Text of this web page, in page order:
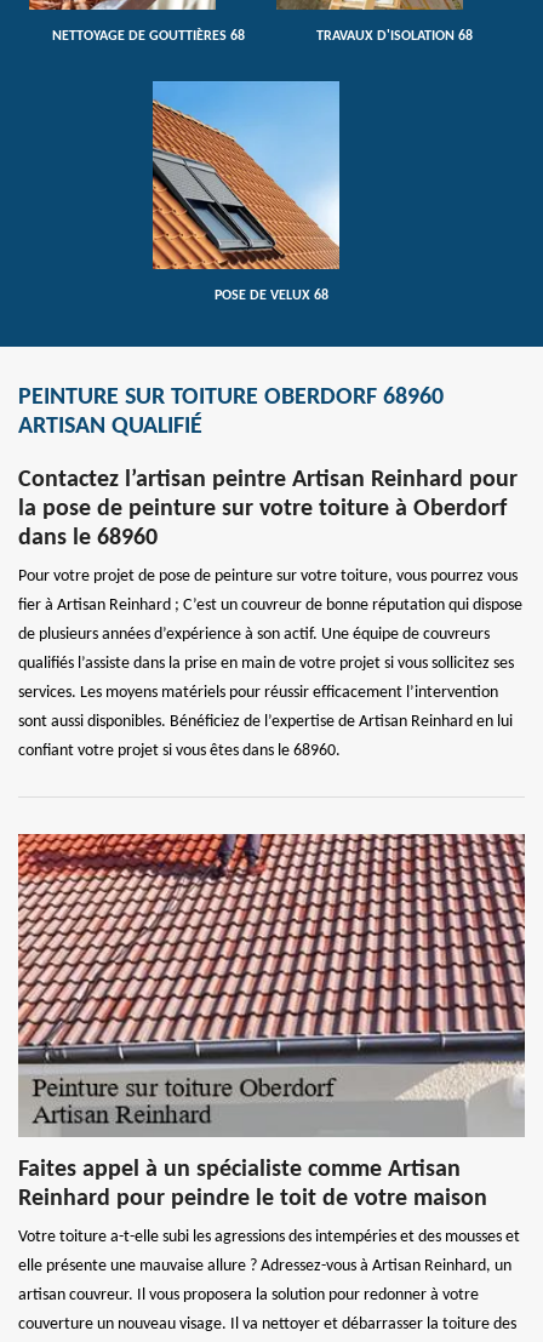
NETTOYAGE DE GOUTTIÈRES 68 TRAVAUX D'ISOLATION 68
POSE DE VELUX 68
PEINTURE SUR TOITURE OBERDORF 68960
ARTISAN QUALIFIÉ
Contactez l’artisan peintre Artisan Reinhard pour
la pose de peinture sur votre toiture à Oberdorf
dans le 68960
Pour votre projet de pose de peinture sur votre toiture, vous pourrez vous
fier à Artisan Reinhard ; C’est un couvreur de bonne réputation qui dispose
de plusieurs années d’expérience à son actif. Une équipe de couvreurs
qualifiés l’assiste dans la prise en main de votre projet si vous sollicitez ses
services. Les moyens matériels pour réussir efficacement l’intervention
sont aussi disponibles. Bénéficiez de l’expertise de Artisan Reinhard en lui
confiant votre projet si vous êtes dans le 68960.
Faites appel à un spécialiste comme Artisan
Reinhard pour peindre le toit de votre maison
Votre toiture a-t-elle subi les agressions des intempéries et des mousses et
elle présente une mauvaise allure ? Adressez-vous à Artisan Reinhard, un
artisan couvreur. Il vous proposera la solution pour redonner à votre
couverture un nouveau visage. Il va nettoyer et débarrasser la toiture des